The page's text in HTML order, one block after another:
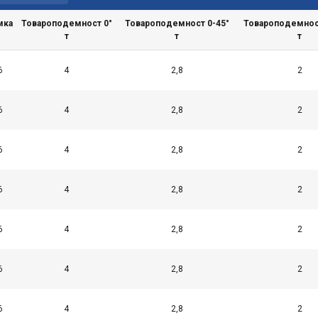
Товароподемност 0°
т
Товароподемност 0-45°
т
т
4 2,8 2
4 2,8 2
4 2,8 2
4 2,8 2
4 2,8 2
4 2,8 2
4 2,8 2